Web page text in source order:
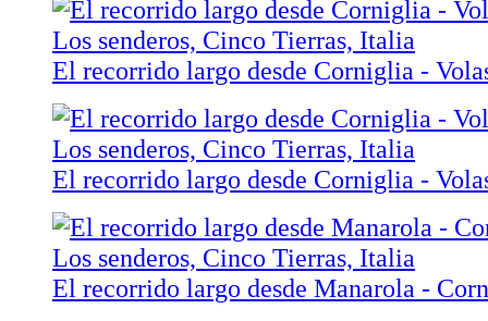
El recorrido largo desde Corniglia -
El recorrido largo desde Corniglia -
El recorrido largo desde Manarola -